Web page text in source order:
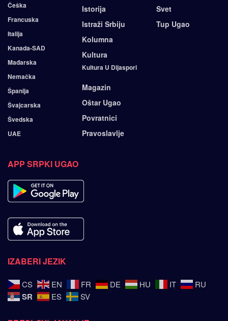
Češka
Francuska
Italija
Kanada-SAD
Mađarska
Nemačka
Španija
Švajcarska
Švedska
UAE
Istorija
Istraži Srbiju
Kolumna
Kultura
Kultura U Dijaspori
Magazin
Oštar Ugao
Povratnici
Pravoslavlje
Svet
Tup Ugao
APP SRPKI UGAO
IZABERI JEZIK
CS EN FR DE HU IT RU
SR ES SV